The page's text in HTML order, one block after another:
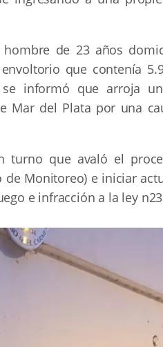
de 23 años
que contenía
se informó que arroja
Mar del Plata por una
turno que avaló el
Monitoreo) e iniciar
e infracción a la ley